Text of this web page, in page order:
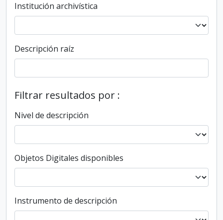
Institución archivística
Descripción raíz
Filtrar resultados por :
Nivel de descripción
Objetos Digitales disponibles
Instrumento de descripción